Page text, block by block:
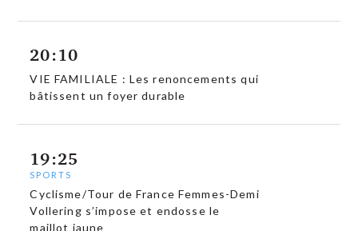
20:10
VIE FAMILIALE : Les renoncements qui
bâtissent un foyer durable
19:25
SPORTS
Cyclisme/Tour de France Femmes-Demi
Vollering s’impose et endosse le
maillot jaune